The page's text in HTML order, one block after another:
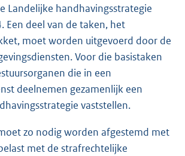
Landelijke handhavingsstrategie
Een deel van de taken, het
moet worden uitgevoerd door de
Voor die basistaken
die in een
deelnemen gezamenlijk een
vaststellen.
zo nodig worden afgestemd met
met de strafrechtelijke